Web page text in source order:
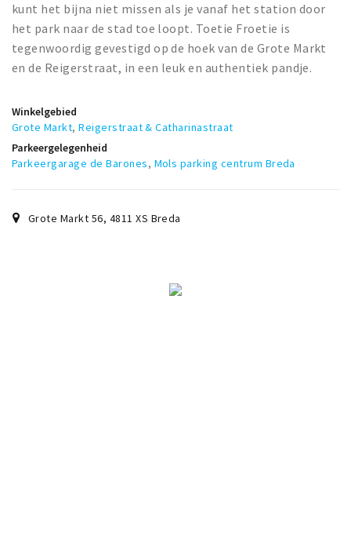
VRIJE TIJD
Sport
Nieuws
Bezienswaardigheden
Musea, theaters & podia
Uitjes & activiteiten
Natuurgebieden
kunt het bijna niet missen als je vanaf het station door
het park naar de stad toe loopt. Toetie Froetie is
tegenwoordig gevestigd op de hoek van de Grote Markt
en de Reigerstraat, in een leuk en authentiek pandje.
Winkelgebied
Grote Markt,Reigerstraat & Catharinastraat
Parkeergelegenheid
Parkeergarage de Barones, Mols parking centrum Breda
Grote Markt 56, 4811 XS Breda